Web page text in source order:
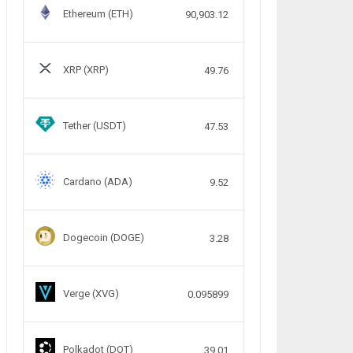
Ethereum (ETH) 90,903.12
XRP (XRP) 49.76
Tether (USDT) 47.53
Cardano (ADA) 9.52
Dogecoin (DOGE) 3.28
Verge (XVG) 0.095899
Polkadot (DOT) 39.01